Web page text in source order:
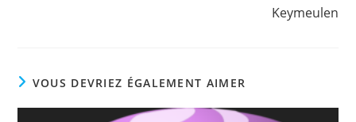
Keymeulen
VOUS DEVRIEZ ÉGALEMENT AIMER